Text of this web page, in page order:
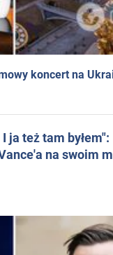
koncert na
ja też tam
na swoim